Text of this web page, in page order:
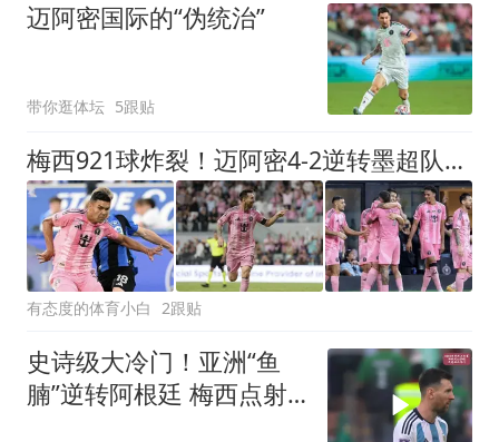
迈阿密国际的“伪统治”
带你逛体坛 5跟贴
梅西921球炸裂！迈阿密4-2逆转墨超队，艾伦三助攻太秀了
有态度的体育小白 2跟贴
史诗级大冷门！亚洲“鱼
腩”逆转阿根廷 梅西点射